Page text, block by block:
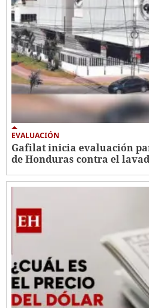
EVALUACIÓN
Gafilat inicia evaluación
de Honduras contra el